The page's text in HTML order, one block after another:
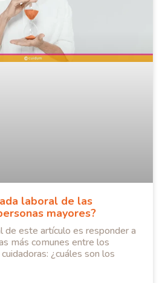
laboral de las
mayores?
de este artículo es responder a
más comunes entre los
¿cuáles son los